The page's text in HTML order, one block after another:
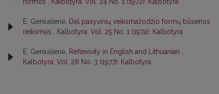
E. Geniušienė, Dėl pasyvinių veiksmažodžio formų būsenos
reikšmės
Kalbotyra: Vol. 25 No. 1 (1974): Kalbotyra
E. Geniušienė, Reflexivity in English and Lithuanian
Kalbotyra: Vol. 28 No. 3 (1977): Kalbotyra